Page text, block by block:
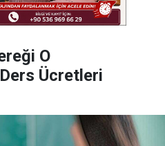
O
Ücretleri